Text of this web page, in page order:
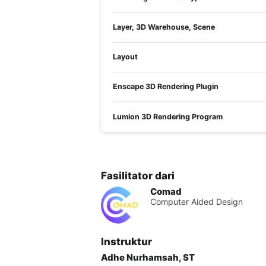
PELUANG ATAS KOMPETENSI
Pelatihan ini dapat diikuti Juru Gambar
Layer, 3D Warehouse, Scene
Layout
Enscape 3D Rendering Plugin
Lumion 3D Rendering Program
Fasilitator dari
Comad
Computer Aided Design
Instruktur
Adhe Nurhamsah, ST